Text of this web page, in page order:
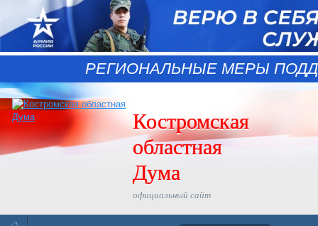
РЕГИОНАЛЬНЫЕ МЕРЫ
Костромская
областная
Дума
официальный сайт